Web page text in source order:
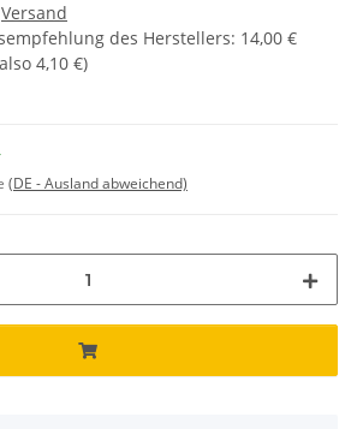
Versand
des Herstellers: 14,00 €
4,10 €)
(DE - Ausland abweichend)